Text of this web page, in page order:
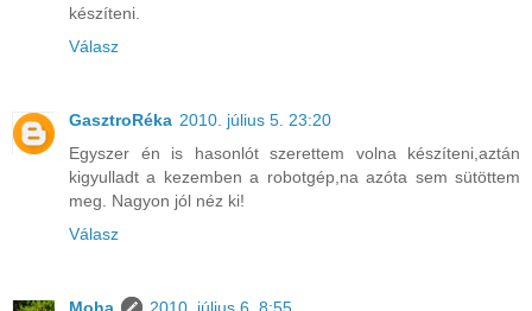
készíteni.
Válasz
GasztroRéka 2010. július 5. 23:20
Egyszer én is hasonlót szerettem volna készíteni,aztán
kigyulladt a kezemben a robotgép,na azóta sem sütöttem
meg. Nagyon jól néz ki!
Válasz
Moha 2010. július 6. 8:55